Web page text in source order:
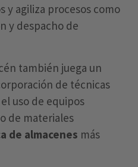
y agiliza procesos como
y despacho de
también juega un
de técnicas
uso de equipos
de materiales
de almacenes más